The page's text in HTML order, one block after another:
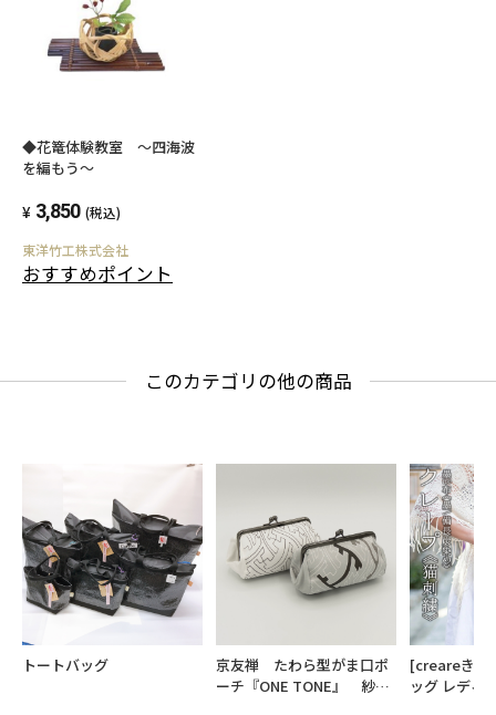
◆花篭体験教室 ～四海波
を編もう～
3,850 (税込)
東洋竹工株式会社
おすすめポイント
このカテゴリの他の商品
トートバッグ
京友禅 たわら型がま口ポ
ーチ『ONE TONE』 紗綾
[creareきき
ッグ レディ